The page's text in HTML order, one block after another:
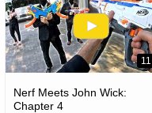
Nerf Meets John Wick:
Chapter 4